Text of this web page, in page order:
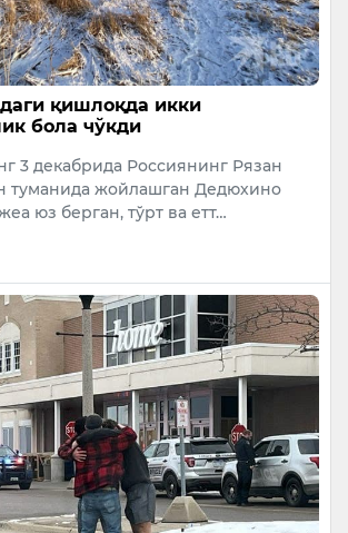
қишлоқда икки
бола чўкди
3 декабрида Россиянинг Рязан
туманида жойлашган Дедюхино
юз берган, тўрт ва етт…